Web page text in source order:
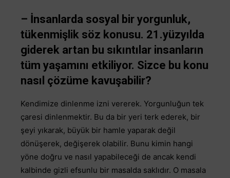
– İnsanlarda sosyal bir yorgunluk,
tükenmişlik söz konusu. 21.yüzyılda
giderek artan bu sıkıntılar insanların
tüm yaşamını etkiliyor. Sizce bu konu
nasıl çözüme kavuşabilir?
Kendimize dinlenme izni vererek. Yorgunluğun tek
çaresi dinlenmektir. Bu da bir yeri terk ederek, bir
şeyi yıkarak, büyük bir hamle yaparak değil
dönüşerek, değişerek olabilir. Bunu kimin hangi
yöne doğru ve nasıl yapabileceği de ancak kendi
kalbinde gizli efsunlu bir masalda saklıdır. O masala